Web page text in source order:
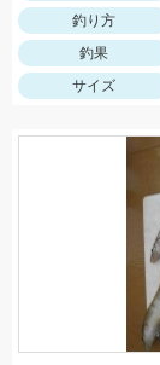
釣り方
釣果
サイズ